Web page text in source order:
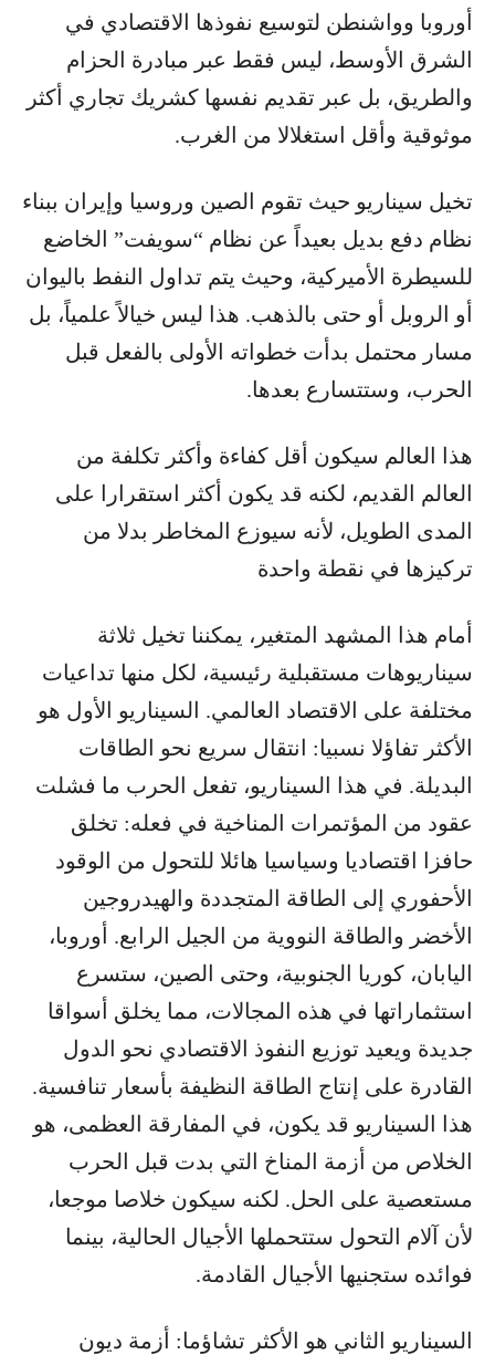
أوروبا وواشنطن لتوسيع نفوذها الاقتصادي في
الشرق الأوسط، ليس فقط عبر مبادرة الحزام
والطريق، بل عبر تقديم نفسها كشريك تجاري أكثر
موثوقية وأقل استغلالا من الغرب.
تخيل سيناريو حيث تقوم الصين وروسيا وإيران ببناء
نظام دفع بديل بعيداً عن نظام “سويفت” الخاضع
للسيطرة الأميركية، وحيث يتم تداول النفط باليوان
أو الروبل أو حتى بالذهب. هذا ليس خيالاً علمياً، بل
مسار محتمل بدأت خطواته الأولى بالفعل قبل
الحرب، وستتسارع بعدها.
هذا العالم سيكون أقل كفاءة وأكثر تكلفة من
العالم القديم، لكنه قد يكون أكثر استقرارا على
المدى الطويل، لأنه سيوزع المخاطر بدلا من
تركيزها في نقطة واحدة
أمام هذا المشهد المتغير، يمكننا تخيل ثلاثة
سيناريوهات مستقبلية رئيسية، لكل منها تداعيات
مختلفة على الاقتصاد العالمي. السيناريو الأول هو
الأكثر تفاؤلا نسبيا: انتقال سريع نحو الطاقات
البديلة. في هذا السيناريو، تفعل الحرب ما فشلت
عقود من المؤتمرات المناخية في فعله: تخلق
حافزا اقتصاديا وسياسيا هائلا للتحول من الوقود
الأحفوري إلى الطاقة المتجددة والهيدروجين
الأخضر والطاقة النووية من الجيل الرابع. أوروبا،
اليابان، كوريا الجنوبية، وحتى الصين، ستسرع
استثماراتها في هذه المجالات، مما يخلق أسواقا
جديدة ويعيد توزيع النفوذ الاقتصادي نحو الدول
القادرة على إنتاج الطاقة النظيفة بأسعار تنافسية.
هذا السيناريو قد يكون، في المفارقة العظمى، هو
الخلاص من أزمة المناخ التي بدت قبل الحرب
مستعصية على الحل. لكنه سيكون خلاصا موجعا،
لأن آلام التحول ستتحملها الأجيال الحالية، بينما
فوائده ستجنيها الأجيال القادمة.
السيناريو الثاني هو الأكثر تشاؤما: أزمة ديون